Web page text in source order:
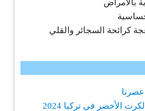
بالأمراض
كرائحة السجائر والقلي
رابط التسجيل على الكرت الأخضر في تركيا 2024